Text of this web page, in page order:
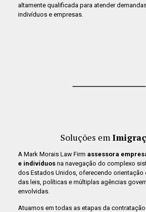
altamente qualificada para atender
indivíduos e empresas.
Soluções em
A Mark Morais Law Firm assessora
e indivíduosna navegação do complexo
dos Estados Unidos, oferecendo orientação
das leis, políticas e múltiplas agências
envolvidas.
Atuamos em todas as etapas da